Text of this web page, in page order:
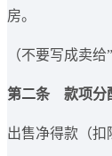
房。
（不要写成卖
第二条 款项分
出售净得款（扣